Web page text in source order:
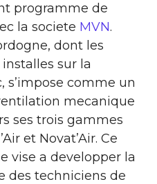
programme de
la societe MVN.
dont les
sur la
s’impose comme un
mecanique
ses trois gammes
et Novat’Air. Ce
vise a developper la
des techniciens de